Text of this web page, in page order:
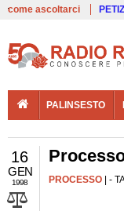
come ascoltarci
PALINSESTO
16
GEN
1998 PROCESSO | -